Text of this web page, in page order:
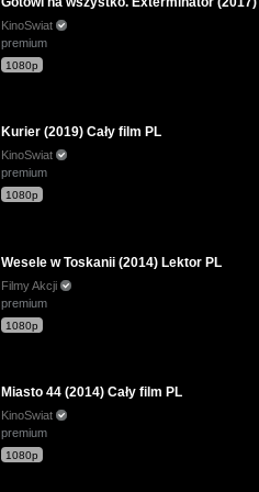
KinoSwiat
premium
1080p
Kurier (2019) Cały film PL
KinoSwiat
premium
1080p
Wesele w Toskanii (2014) Lektor PL
Filmy Akcji
premium
1080p
Miasto 44 (2014) Cały film PL
KinoSwiat
premium
1080p